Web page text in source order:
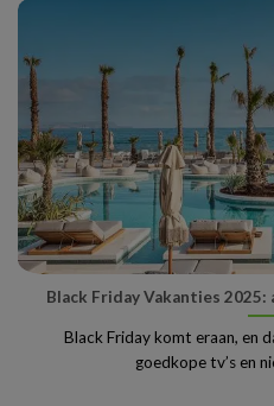
Black Friday Vakanties
Black Friday komt eraan, en
goedkope tv’s en